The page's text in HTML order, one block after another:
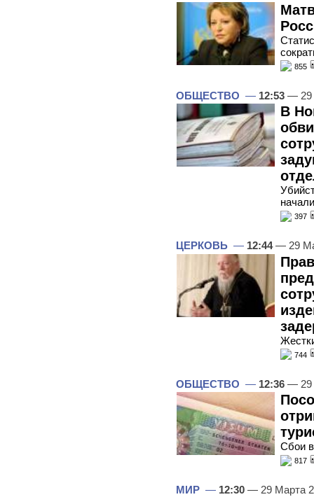
855
ОБЩЕСТВО — 12:53 — 29
В
397
ЦЕРКОВЬ — 12:44— 29
744
ОБЩЕСТВО — 12:36 — 29
Сбои
817
МИР — 12:30 — 29 Марта